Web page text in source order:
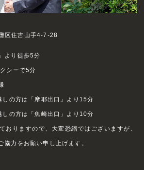
区住吉山手4-7-28
より徒歩5分
シーで5分
の方は「摩耶出口」より15分
の方は「魚崎出口」より10分
おりますので、大変恐縮ではございますが、
協力をお願い申し上げます。